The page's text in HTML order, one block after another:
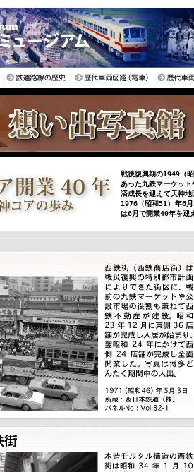
戦後復興期の1949（
あった九鉄マーケッ
済成長を迎えて天神
1976（昭和51）年6
は6月で開業40年を迎